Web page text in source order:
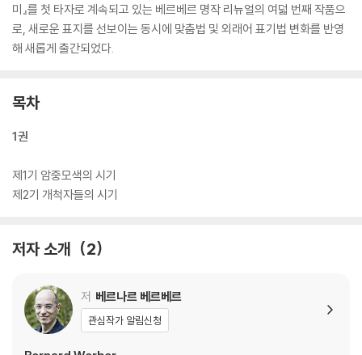
미』를 첫 타자로 계속되고 있는 베르베르 명작 리뉴얼의 여덟 번째 작품으
로, 새로운 표지를 선보이는 동시에 맞춤법 및 외래어 표기법 변화를 반영
해 새롭게 출간되었다.
목차
1권
제1기 암중모색의 시기
제2기 개척자들의 시기
저자 소개 2
저 베르나르 베르베르
관심작가 알림신청